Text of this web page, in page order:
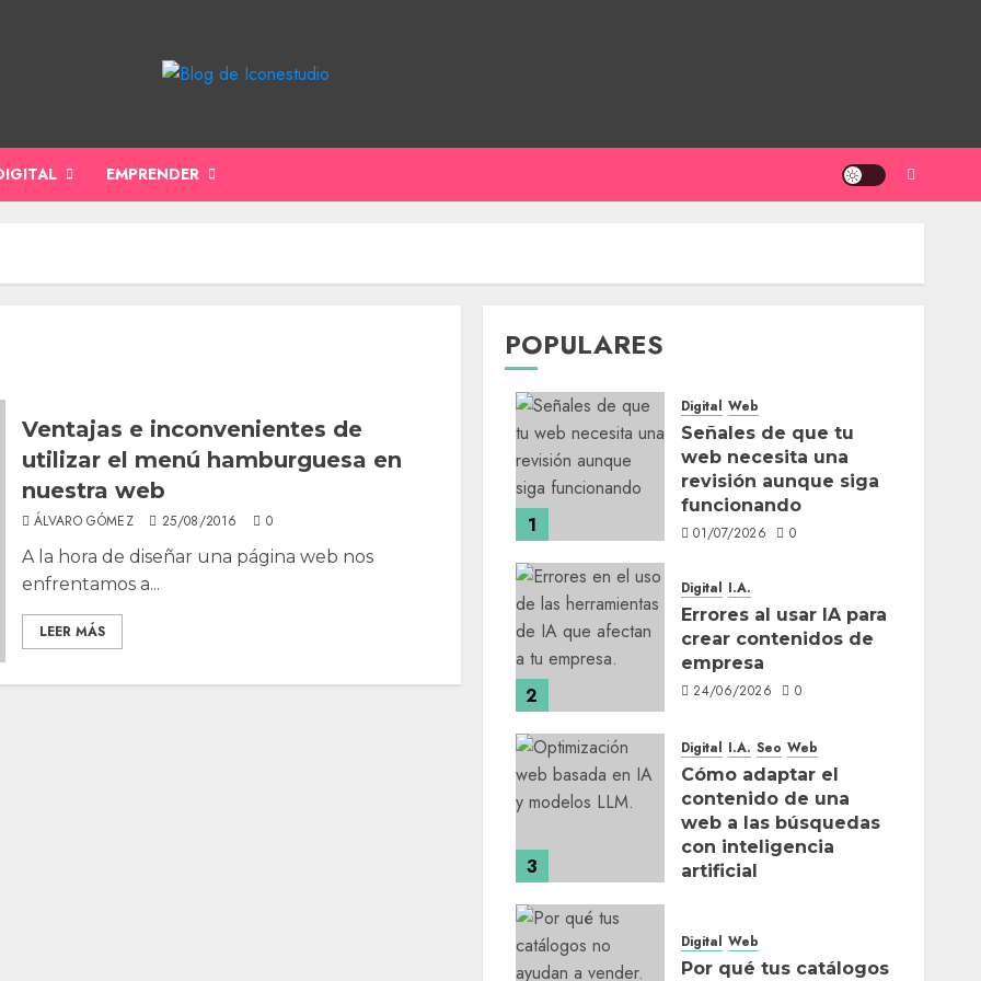
EMPRENDER
Ventajas e inconvenientes de
utilizar el menú hamburguesa en
nuestra web
ÁLVARO GÓMEZ 25/08/2016 0
A la hora de diseñar una página web nos
enfrentamos a...
LEER MÁS
POPULARES
1
Digital Web
Señales de que tu
web necesita una
revisión aunque siga
funcionando
01/07/2026 0
2
Digital I.A.
Errores al usar IA para
crear contenidos de
empresa
24/06/2026 0
3
Digital I.A. Seo Web
Cómo adaptar el
contenido de una
web a las búsquedas
con inteligencia
artificial
Digital Web
Por qué tus catálogos